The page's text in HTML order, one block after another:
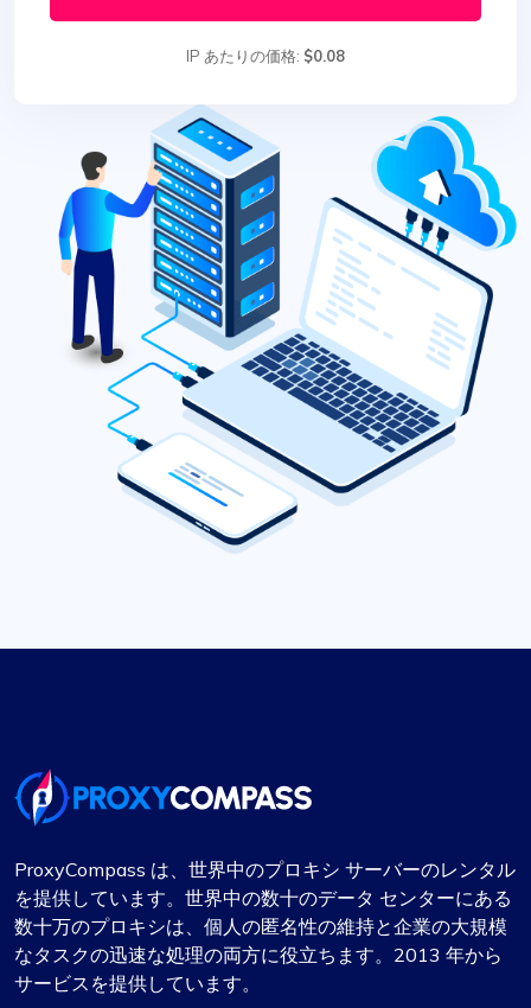
IP あたりの価格: $0.08
ProxyCompass は、世界中のプロキシ サーバーのレンタル
を提供しています。世界中の数十のデータ センターにある
数十万のプロキシは、個人の匿名性の維持と企業の大規模
なタスクの迅速な処理の両方に役立ちます。2013 年から
サービスを提供しています。